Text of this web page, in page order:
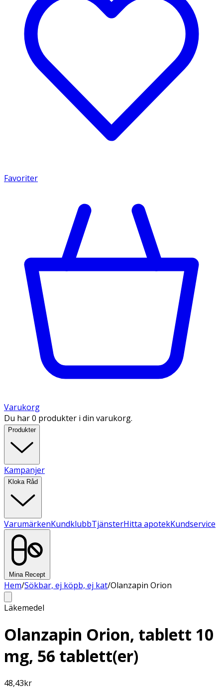
Favoriter
Varukorg
Du har 0 produkter i din varukorg.
Produkter
Kampanjer
Kloka Råd
VarumärkenKundklubbTjänsterHitta apotekKundservice
Mina Recept
Hem/Sökbar, ej köpb, ej kat/Olanzapin Orion
Läkemedel
Olanzapin Orion, tablett 10
mg, 56 tablett(er)
48,43kr